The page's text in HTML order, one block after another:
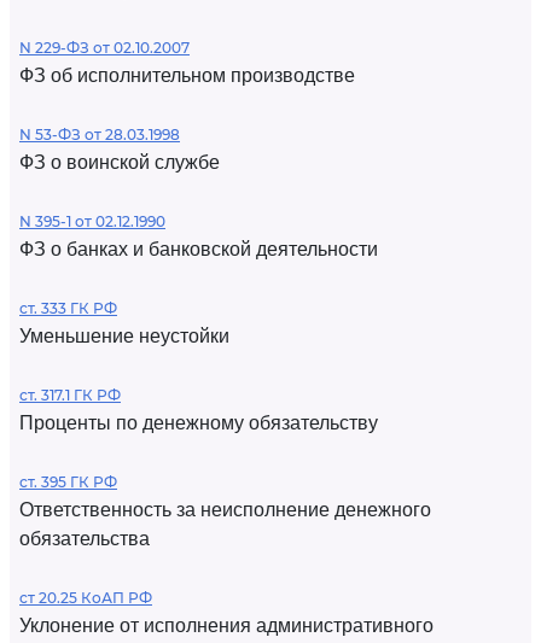
N 229-ФЗ от 02.10.2007
ФЗ об исполнительном производстве
N 53-ФЗ от 28.03.1998
ФЗ о воинской службе
N 395-1 от 02.12.1990
ФЗ о банках и банковской деятельности
ст. 333 ГК РФ
Уменьшение неустойки
ст. 317.1 ГК РФ
Проценты по денежному обязательству
ст. 395 ГК РФ
Ответственность за неисполнение денежного
обязательства
ст 20.25 КоАП РФ
Уклонение от исполнения административного